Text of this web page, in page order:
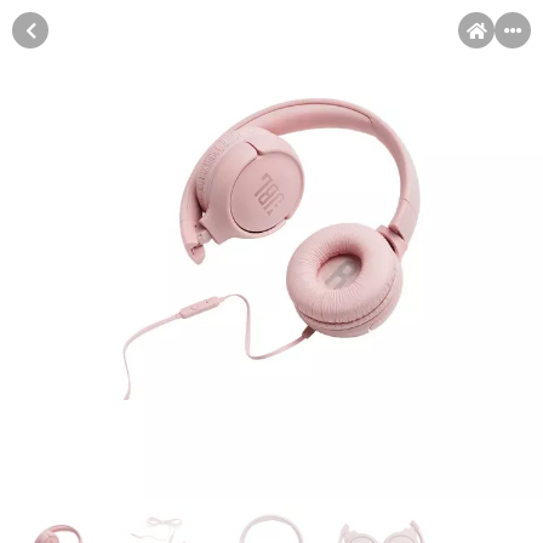
Pomoć pri kupovini
slikovito prikazanih kartica ispod.